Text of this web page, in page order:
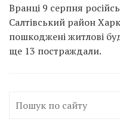
Вранці 9 серпня
Салтівський район
пошкоджені житлові
ще 13 постраждали.